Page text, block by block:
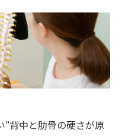
”背中と肋骨の硬さが原